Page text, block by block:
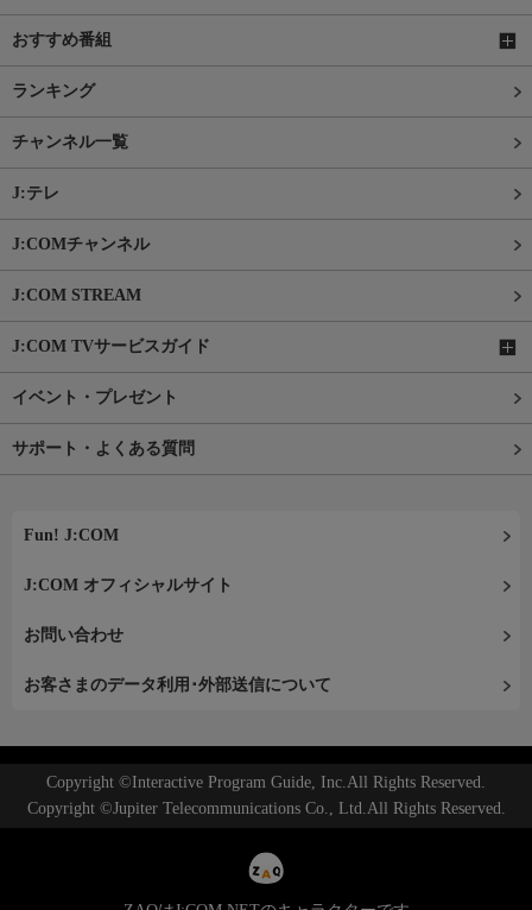
おすすめ番組
ランキング
チャンネル一覧
J:テレ
J:COMチャンネル
J:COM STREAM
J:COM TVサービスガイド
イベント・プレゼント
サポート・よくある質問
Fun! J:COM
J:COM オフィシャルサイト
お問い合わせ
お客さまのデータ利用･外部送信について
Copyright ©Interactive Program Guide, Inc.All Rights Reserved.
Copyright ©Jupiter Telecommunications Co., Ltd.All Rights Reserved.